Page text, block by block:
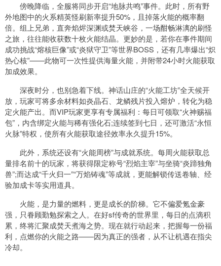
傍晚降临，全服将同步开启“地脉共鸣”事件。此时，所有野
外地图中的火系精英怪刷新率提升50%，且掉落火能的概率翻
倍。组上兄弟，直奔焰烬深渊或焚天峡谷，一场酣畅淋漓的刷怪
之旅，往往能收获数十枚火能结晶。更妙的是，若你在事件期间
成功挑战“熔核巨像”或“炎狱守卫”等世界BOSS，还有几率爆出“炽
热心核”——此物可一次性提供海量火能，并附带24小时火能获取
加成效果。
深夜时分，也别急着下线。神话山庄的“火能工坊”全天候开
放，玩家可将多余材料如炎晶石、龙鳞残片投入熔炉，转化为稳
定火能产出。而VIP玩家更享有专属福利：每日可领取“火神赐福
包”，内含绑定火能与稀有强化石;连续签到七日，还可激活“永恒
火脉”特权，使所有火能获取途径效率永久提升15%。
此外，系统还设有“火能周榜”与成就系统。每周火能获取总
量排名前十的玩家，将获得限定称号“烈焰主宰”与坐骑“炎蹄独角
兽”;而达成“千火归一”“万焰铸魂”等成就，更能解锁传送卷轴、经
验加成卡等实用道具。
火能，是力量的燃料，更是成长的阶梯。它不偏爱氪金豪
强，只眷顾勤勉探索之人。在好sf传奇的世界里，每日的点滴积
累，终将汇聚成焚天煮海之势。现在就行动起来，把握每一份福
利，点燃你的火能之路——因为真正的强者，从不让机遇在指尖
冷却。